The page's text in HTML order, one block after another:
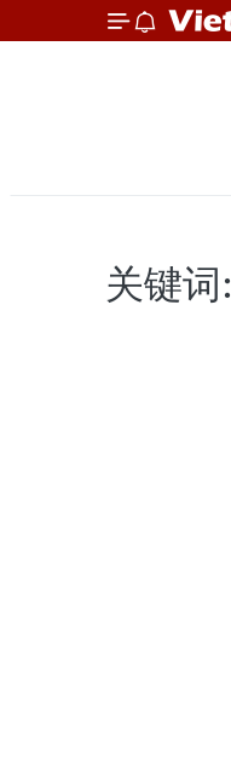
关键词: